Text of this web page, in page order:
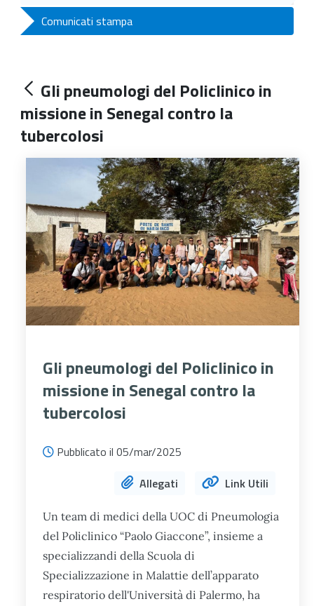
Comunicati stampa
Gli pneumologi del Policlinico in
missione in Senegal contro la
tubercolosi
Gli pneumologi del Policlinico in
missione in Senegal contro la
tubercolosi
Pubblicato il 05/mar/2025
Allegati
Link Utili
Un team di medici della UOC di Pneumologia
del Policlinico “Paolo Giaccone”, insieme a
specializzandi della Scuola di
Specializzazione in Malattie dell’apparato
respiratorio dell'Università di Palermo, ha